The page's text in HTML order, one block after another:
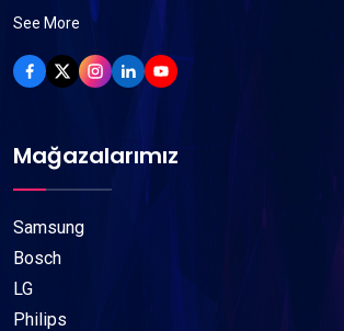
See More
Mağazalarımız
Samsung
Bosch
LG
Philips